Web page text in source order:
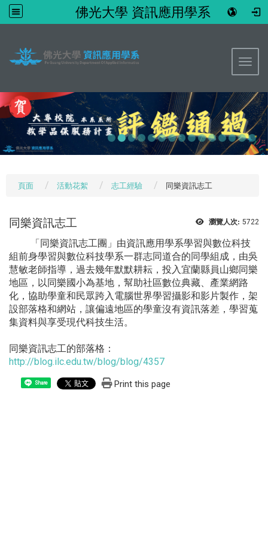
佛光大學 資訊應用學系
頁面 活動花絮 志工經驗 同樂資訊志工
瀏覽人次: 5722
同樂資訊志工
「同樂資訊志工團」由資訊應用學系學習與數位科技
組前身學習與數位科技學系一群志同道合的同學組成， 由吳
慧敏老師指導 ，過去幾年默默耕耘，投入宜蘭縣員山鄉同樂
地區，以同樂國小為基地，幫助社區數位典藏、產業網路
化，協助學童和民眾跨入電腦世界學習攝影和影片製作，架
設部落格和網站，讓偏遠地區的學童沒有資訊落差，學習蒐
集資料與享受現代科技生活。
同樂資訊志工的部落格：
http://blog.ilc.edu.tw/blog/blog/4357
Share Print this page